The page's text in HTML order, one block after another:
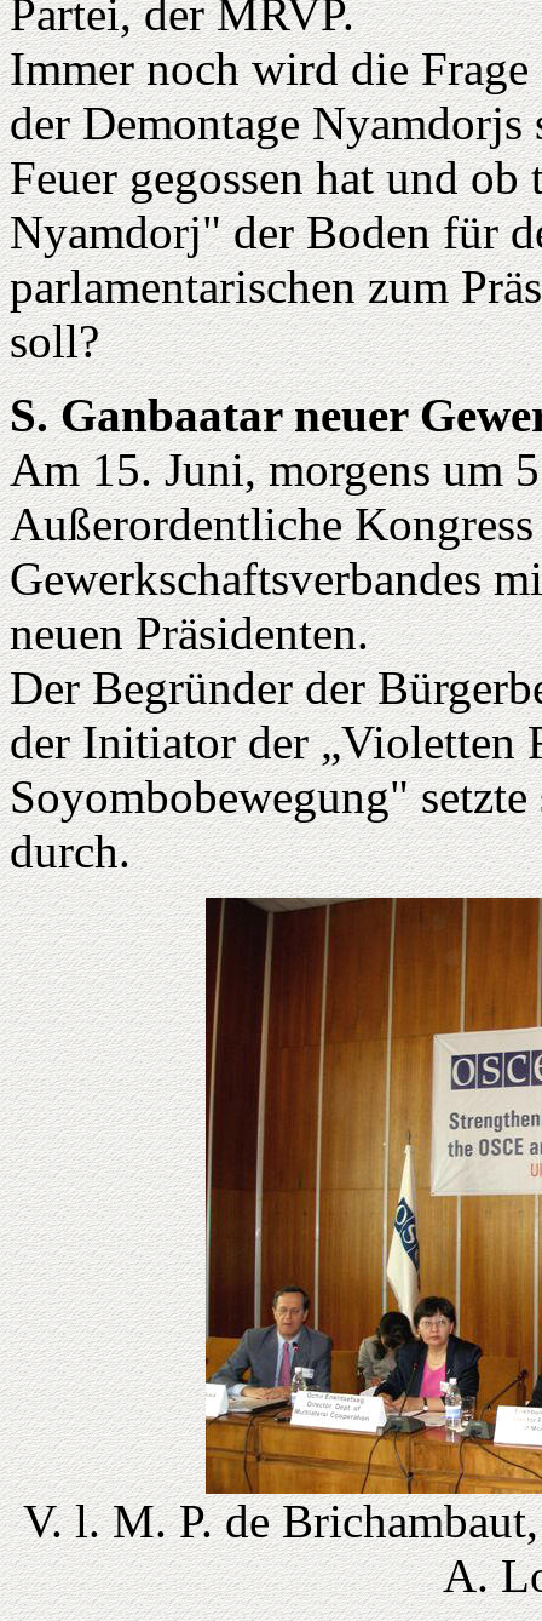
Partei, der MRVP.
Immer noch wird die
der Demontage
Feuer gegossen hat und
Nyamdorj" der Boden für
parlamentarischen zum
soll?
S. Ganbaatar neuer
Am 15. Juni, morgens um
Außerordentliche
Gewerkschaftsverbandes
neuen Präsidenten.
Der Begründer der
der Initiator der „Violetten
Soyombobewegung"
durch.
V. l. M. P. de
A.